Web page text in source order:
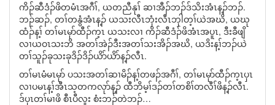
ကိၣ်ဆီဒံၣ်ဖိတမံၤအဂီၢ်, ယတညီနုၢ် ဆၢအီၣ်ဘၣ်ဒ်သိးအံၤန့ၣ်ဘၣ်.
ဘၣ်ဆၣ်, တၢ်တနွံအံၤန့ၣ် ယသးလီၤဘှံးလီၤဘှါတ့ၢ်ယဲအဃိ, ယဃု
ထံၣ်န့ၢ် တၢ်မၤမုာ်ထီၣ်က့ၤ ယသးလၢ ကိၣ်ဆီဒံၣ်ဖိအံၤအပူၤ, ဒီးခီဖျိ
လၢယဝၤသးဘိ အတၢ်အဲၣ်ဒီးအတၢ်သးအိၣ်အဃိ, ယဒိးန့ၢ်ဘၣ်ယဲ
တၢ်သူၣ်ခုသးခုဒိၣ်ဒိၣ်ယိာ်ယိာ်န့ၣ်လီၤ.
တၢ်မၤမံမၤမုာ် ပသးအတၢ်ဆၢမိၣ်န့ၢ်တဖၣ်အဂီၢ်, တၢ်မၤမုာ်ထီၣ်က့ၤပှၤ
လၢပမၤန့ၢ်အီၤသ့တကလုာ်န့ၣ် ထီဘိမ့ၢ်ဒၣ်တၢ်တစိၢ်တလီၢ်ဖိန့ၣ်လီၤ.
ဒ်ပှၤတၢ်မၢဖိ စီၤပီလူး စံးဘၣ်တဲဘၣ်…